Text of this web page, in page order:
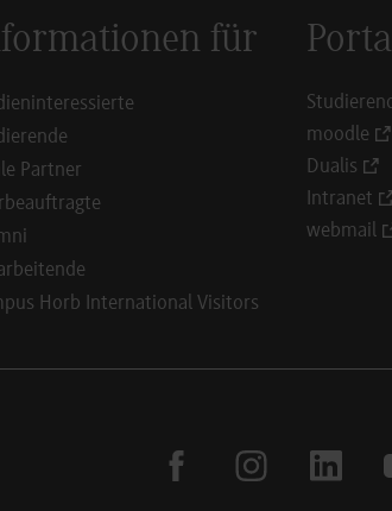
für
Partner
Horb International Visitors
moodle
Dualis
Intranet
webmail
facebook instagramlinkedin